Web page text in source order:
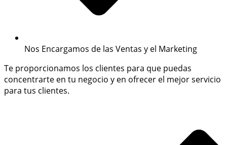
Nos Encargamos de las Ventas y el Marketing
Te proporcionamos los clientes para que puedas
concentrarte en tu negocio y en ofrecer el mejor servicio
para tus clientes.